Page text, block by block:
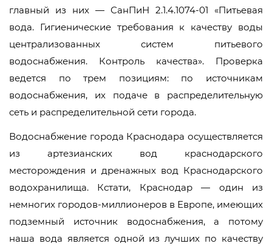
главный из них — СанПиН 2.1.4.1074-01 «Питьевая
вода. Гигиенические требования к качеству воды
централизованных систем питьевого
водоснабжения. Контроль качества». Проверка
ведется по трем позициям: по источникам
водоснабжения, их подаче в распределительную
сеть и распределительной сети города.
Водоснабжение города Краснодара осуществляется
из артезианских вод краснодарского
месторождения и дренажных вод Краснодарского
водохранилища. Кстати, Краснодар — один из
немногих городов-миллионеров в Европе, имеющих
подземный источник водоснабжения, а потому
наша вода является одной из лучших по качеству